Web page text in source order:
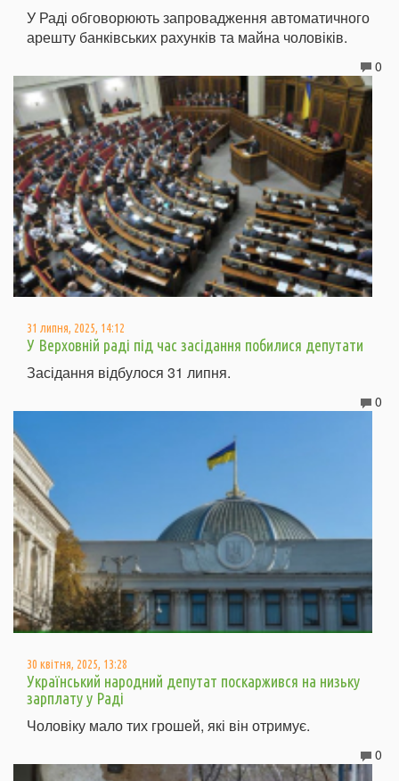
У Раді обговорюють запровадження автоматичного
арешту банківських рахунків та майна чоловіків.
0
31 липня, 2025, 14:12
У Верховній раді під час засідання побилися депутати
Засідання відбулося 31 липня.
0
30 квітня, 2025, 13:28
Український народний депутат поскаржився на низьку
зарплату у Раді
Чоловіку мало тих грошей, які він отримує.
0